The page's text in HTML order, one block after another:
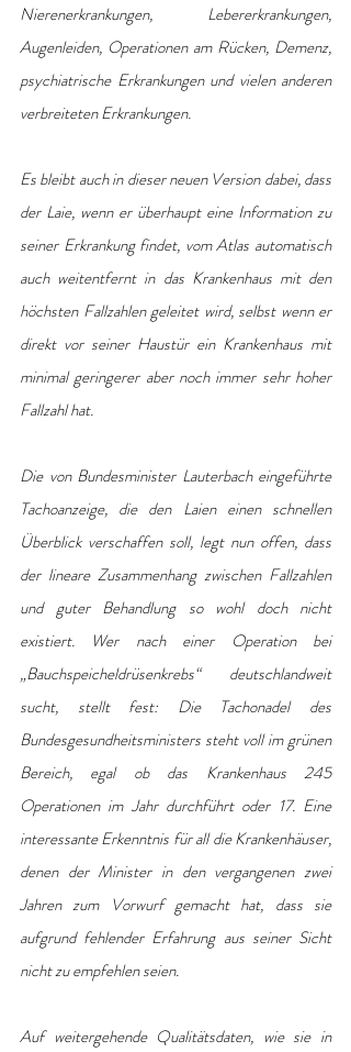
Nierenerkrankungen, Lebererkrankungen,
Augenleiden, Operationen am Rücken, Demenz,
psychiatrische Erkrankungen und vielen anderen
verbreiteten Erkrankungen.
Es bleibt auch in dieser neuen Version dabei, dass
der Laie, wenn er überhaupt eine Information zu
seiner Erkrankung findet, vom Atlas automatisch
auch weitentfernt in das Krankenhaus mit den
höchsten Fallzahlen geleitet wird, selbst wenn er
direkt vor seiner Haustür ein Krankenhaus mit
minimal geringerer aber noch immer sehr hoher
Fallzahl hat.
Die von Bundesminister Lauterbach eingeführte
Tachoanzeige, die den Laien einen schnellen
Überblick verschaffen soll, legt nun offen, dass
der lineare Zusammenhang zwischen Fallzahlen
und guter Behandlung so wohl doch nicht
existiert. Wer nach einer Operation bei
„Bauchspeicheldrüsenkrebs“ deutschlandweit
sucht, stellt fest: Die Tachonadel des
Bundesgesundheitsministers steht voll im grünen
Bereich, egal ob das Krankenhaus 245
Operationen im Jahr durchführt oder 17. Eine
interessante Erkenntnis für all die Krankenhäuser,
denen der Minister in den vergangenen zwei
Jahren zum Vorwurf gemacht hat, dass sie
aufgrund fehlender Erfahrung aus seiner Sicht
nicht zu empfehlen seien.
Auf weitergehende Qualitätsdaten, wie sie in